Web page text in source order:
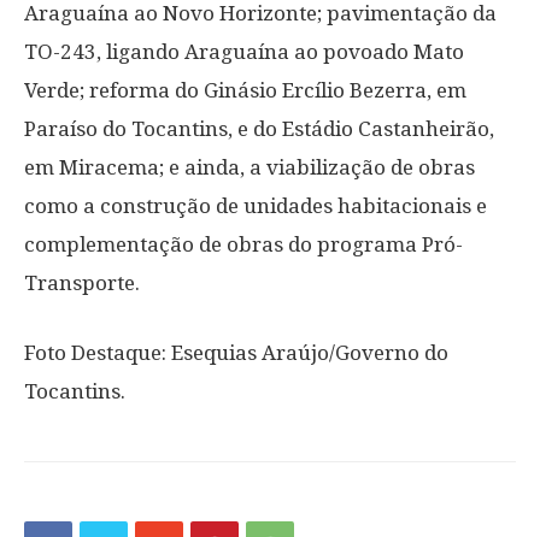
Araguaína ao Novo Horizonte; pavimentação da
TO-243, ligando Araguaína ao povoado Mato
Verde; reforma do Ginásio Ercílio Bezerra, em
Paraíso do Tocantins, e do Estádio Castanheirão,
em Miracema; e ainda, a viabilização de obras
como a construção de unidades habitacionais e
complementação de obras do programa Pró-
Transporte.
Foto Destaque: Esequias Araújo/Governo do
Tocantins.